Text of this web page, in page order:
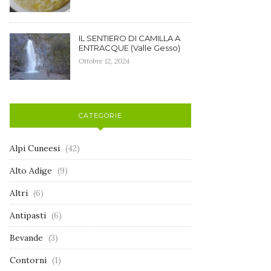
IL SENTIERO DI CAMILLA A
ENTRACQUE (Valle Gesso)
Ottobre 12, 2024
CATEGORIE
Alpi Cuneesi (42)
Alto Adige (9)
Altri (6)
Antipasti (6)
Bevande (3)
Contorni (1)